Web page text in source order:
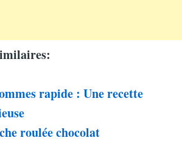
rapide : Une recette
roulée chocolat